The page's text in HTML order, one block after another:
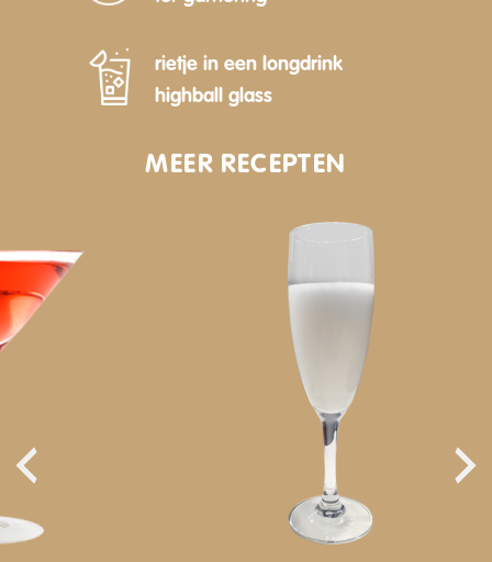
rietje in een longdrink
highball glass
MEER RECEPTEN